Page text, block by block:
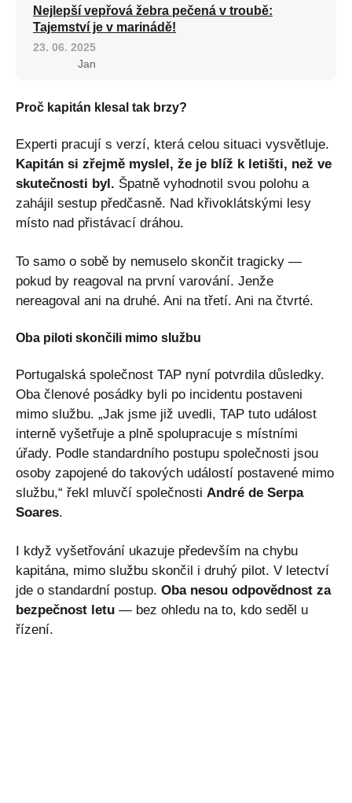
Nejlepší vepřová žebra pečená v troubě:
Tajemství je v marinádě!
23. 06. 2025
Jan
Proč kapitán klesal tak brzy?
Experti pracují s verzí, která celou situaci vysvětluje.
Kapitán si zřejmě myslel, že je blíž k letišti, než ve
skutečnosti byl. Špatně vyhodnotil svou polohu a
zahájil sestup předčasně. Nad křivoklátskými lesy
místo nad přistávací dráhou.
To samo o sobě by nemuselo skončit tragicky —
pokud by reagoval na první varování. Jenže
nereagoval ani na druhé. Ani na třetí. Ani na čtvrté.
Oba piloti skončili mimo službu
Portugalská společnost TAP nyní potvrdila důsledky.
Oba členové posádky byli po incidentu postaveni
mimo službu. „Jak jsme již uvedli, TAP tuto událost
interně vyšetřuje a plně spolupracuje s místními
úřady. Podle standardního postupu společnosti jsou
osoby zapojené do takových událostí postavené mimo
službu,“ řekl mluvčí společnosti André de Serpa
Soares.
I když vyšetřování ukazuje především na chybu
kapitána, mimo službu skončil i druhý pilot. V letectví
jde o standardní postup. Oba nesou odpovědnost za
bezpečnost letu — bez ohledu na to, kdo seděl u
řízení.